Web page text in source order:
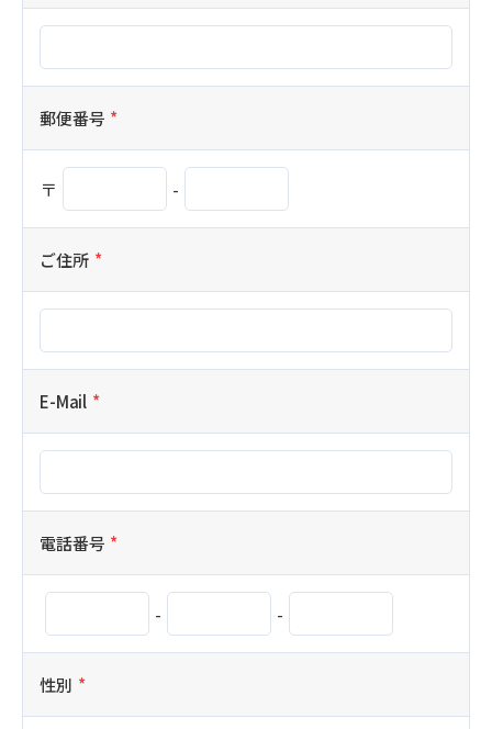
郵便番号
〒 -
ご住所
E-Mail
電話番号
- -
性別